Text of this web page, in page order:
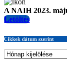
A NAIH 2023.
Letöltés
Cikkek dátum szerint